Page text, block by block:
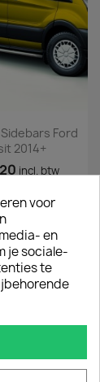
Ford
2014+
incl. btw
voor
en
je sociale-
te